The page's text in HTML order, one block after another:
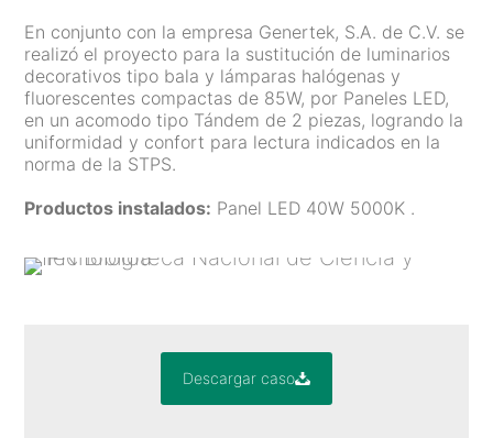
En conjunto con la empresa Genertek, S.A. de C.V. se
realizó el proyecto para la sustitución de luminarios
decorativos tipo bala y lámparas halógenas y
fluorescentes compactas de 85W, por Paneles LED,
en un acomodo tipo Tándem de 2 piezas, logrando la
uniformidad y confort para lectura indicados en la
norma de la STPS.
Productos instalados: Panel LED 40W 5000K .
Descargar caso